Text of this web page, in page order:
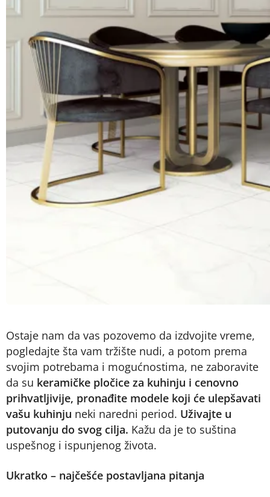
Ostaje nam da vas pozovemo da izdvojite vreme,
pogledajte šta vam tržište nudi, a potom prema
svojim potrebama i mogućnostima, ne zaboravite
da su keramičke pločice za kuhinju i cenovno
prihvatljivije, pronađite modele koji će ulepšavati
vašu kuhinju neki naredni period. Uživajte u
putovanju do svog cilja. Kažu da je to suština
uspešnog i ispunjenog života.
Ukratko – najčešće postavljana pitanja